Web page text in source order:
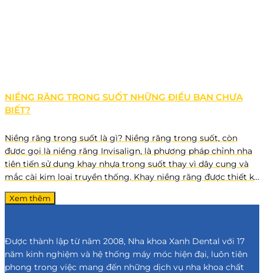
NIỀNG RĂNG TRONG SUỐT NHỮNG ĐIỀU BẠN CHƯA
BIẾT?
Niềng răng trong suốt là gì? Niềng răng trong suốt, còn
được gọi là niềng răng Invisalign, là phương pháp chỉnh nha
tiên tiến sử dụng khay nhựa trong suốt thay vì dây cung và
mắc cài kim loại truyền thống. Khay niềng răng được thiết kế
riêng cho từngArray
Xem thêm
Được thành lập từ năm 2008, Nha khoa Xanh Dental với 17
năm kinh nghiệm và hệ thống máy móc hiện đại, luôn tiên
phong trong việc mang đến những dịch vụ nha khoa chất